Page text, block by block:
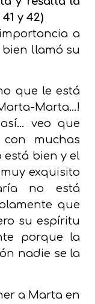
y 42)
a
llamó su
que le está
Marta…!
veo que
muchas
está bien y el
exquisito
no está
que
su espíritu
porque la
nadie se la
a Marta en